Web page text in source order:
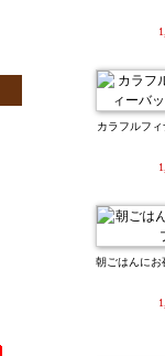
カラフルフ
朝ごはんにお